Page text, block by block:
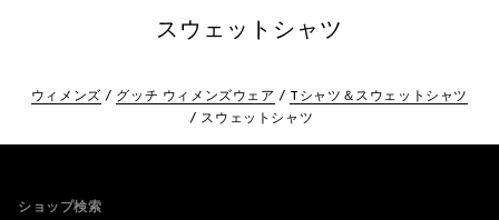
スウェットシャツ
ウィメンズ グッチ ウィメンズウェア
Tシャツ＆スウェットシャツ
スウェットシャツ
ショップ検索